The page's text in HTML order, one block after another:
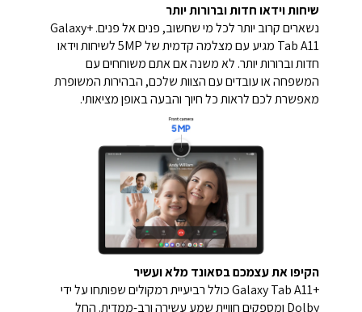
שיחות וידאו חדות וברורות יותר
נשארים קרוב יותר לכל מי שחשוב, פנים אל פנים. +Galaxy
Tab A11 מגיע עם מצלמה קדמית של 5MP לשיחות וידאו
חדות וברורות יותר. לא משנה אם אתם משוחחים עם
המשפחה או עובדים עם הצוות שלכם, הבהירות המשופרת
מאפשרת לכם לראות כל חיוך והבעה באופן מציאותי.
הקיפו את עצמכם בסאונד מלא ועשיר
+Galaxy Tab A11 כולל רביעיית רמקולים שפותחו על ידי
Dolby ומספקים חוויית שמע עשירה ורב-ממדית. החל